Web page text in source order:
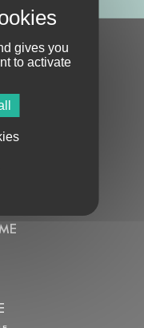
confidentialité
gives you
to activate